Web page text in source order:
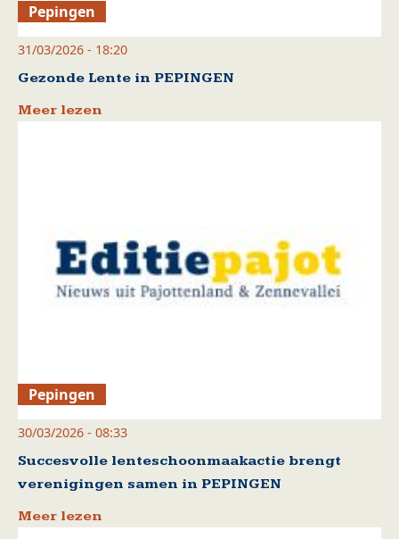
Pepingen
31/03/2026 - 18:20
Gezonde Lente in PEPINGEN
Meer lezen
Pepingen
30/03/2026 - 08:33
Succesvolle lenteschoonmaakactie brengt
verenigingen samen in PEPINGEN
Meer lezen